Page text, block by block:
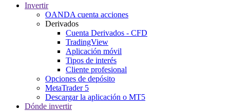
Invertir
OANDA cuenta acciones
Derivados
Cuenta Derivados - CFD
TradingView
Aplicación móvil
Tipos de interés
Cliente profesional
Opciones de depósito
MetaTrader 5
Descargar la aplicación o MT5
Dónde invertir